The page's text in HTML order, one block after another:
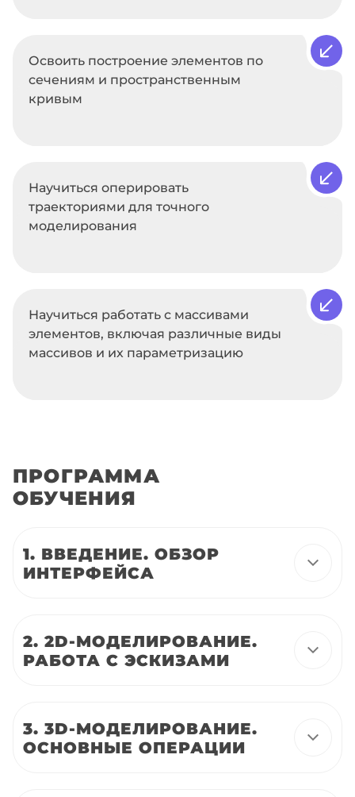
Освоить построение элементов по
сечениям и пространственным
кривым
Научиться оперировать
траекториями для точного
моделирования
Научиться работать с массивами
элементов, включая различные виды
массивов и их параметризацию
ПРОГРАММА
ОБУЧЕНИЯ
1. ВВЕДЕНИЕ. ОБЗОР
ИНТЕРФЕЙСА
2. 2D-МОДЕЛИРОВАНИЕ.
РАБОТА С ЭСКИЗАМИ
3. 3D-МОДЕЛИРОВАНИЕ.
ОСНОВНЫЕ ОПЕРАЦИИ